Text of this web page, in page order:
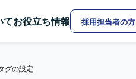
てお役立ち情報 採用担当者の方
グの設定